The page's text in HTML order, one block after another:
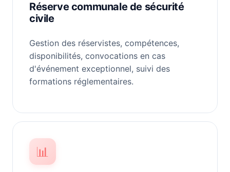
Réserve communale de sécurité
civile
Gestion des réservistes, compétences,
disponibilités, convocations en cas
d'événement exceptionnel, suivi des
formations réglementaires.
📊